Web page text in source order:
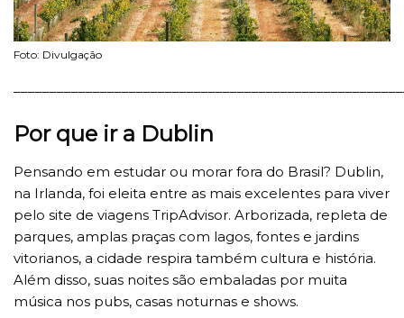
Foto: Divulgação
Por que ir a Dublin
Pensando em estudar ou morar fora do Brasil? Dublin,
na Irlanda, foi eleita entre as mais excelentes para viver
pelo site de viagens TripAdvisor. Arborizada, repleta de
parques, amplas praças com lagos, fontes e jardins
vitorianos, a cidade respira também cultura e história.
Além disso, suas noites são embaladas por muita
música nos pubs, casas noturnas e shows.